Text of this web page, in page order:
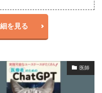
を見る
医師